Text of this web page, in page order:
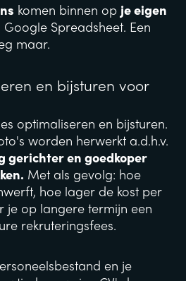
komen binnen op je eigen
Spreadsheet. Een
maar.
en bijsturen voor
optimaliseren en bijsturen.
worden herwerkt a.d.h.v.
gerichter en goedkoper
Met als gevolg: hoe
hoe lager de kost per
je op langere termijn een
rekruteringsfees.
en je